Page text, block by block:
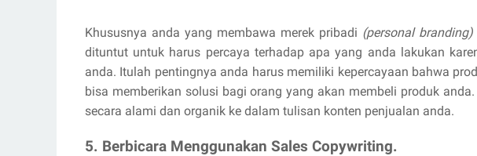
Khususnya anda yang membawa merek pribadi (personal branding)
dituntut untuk harus percaya terhadap apa yang anda lakukan
anda. Itulah pentingnya anda harus memiliki kepercayaan bahwa
bisa memberikan solusi bagi orang yang akan membeli produk
secara alami dan organik ke dalam tulisan konten penjualan anda.
5. Berbicara Menggunakan Sales Copywriting.